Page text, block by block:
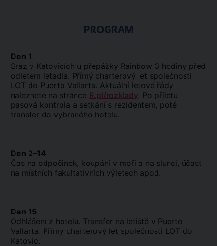
PROGRAM
Den 1
Sraz v Katovicích u přepážky Rainbow 3 hodiny před
odletem letadla. Přímý charterový let společnosti
LOT do Puerto Vallarta. Aktuální letové řády
naleznete na stránce R.pl/rozklady. Po příletu
pasová kontrola a setkání s rezidentem, poté
transfer do vybraného hotelu.
Den 2–14
Čas na odpočinek, koupání v moři a na slunci, účast
na místních fakultativních výletech apod.
Den 15
Odhlášení z hotelu. Transfer na letiště v Puerto
Vallarta. Přímý charterový let společnosti LOT do
Katovic.